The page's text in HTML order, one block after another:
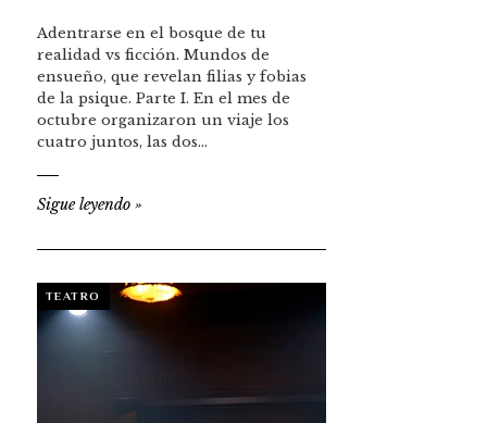
Adentrarse en el bosque de tu
realidad vs ficción. Mundos de
ensueño, que revelan filias y fobias
de la psique. Parte I. En el mes de
octubre organizaron un viaje los
cuatro juntos, las dos…
Sigue leyendo »
TEATRO